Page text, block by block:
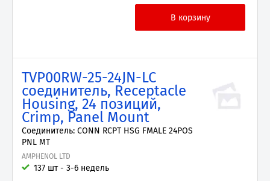
TVP00RW-25-24JN-LC
соединитель, Receptacle
Housing, 24 позиций,
Crimp, Panel Mount
Соединитель: CONN RCPT HSG FMALE 24POS
PNL MT
AMPHENOL LTD
137 шт - 3-6 недель